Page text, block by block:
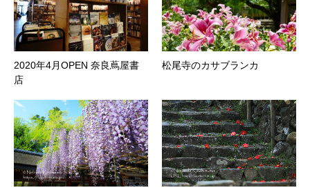
2020年4月OPEN 奈良蔦屋書
店
松尾寺のカサブランカ